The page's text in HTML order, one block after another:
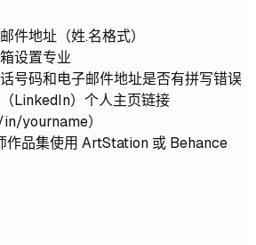
件地址（姓.名格式）
设置专业
号码和电子邮件地址是否有拼写错误
LinkedIn）个人主页链接
yourname）
作品集使用 ArtStation 或 Behance